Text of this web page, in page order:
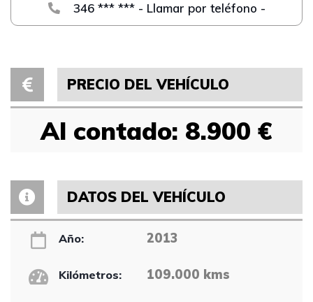
346 *** *** - Llamar por teléfono -
PRECIO DEL VEHÍCULO
Al contado: 8.900 €
DATOS DEL VEHÍCULO
Año: 2013
Kilómetros: 109.000 kms